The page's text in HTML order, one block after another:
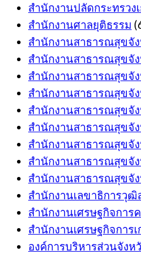
สำนักงานปลัดกระทรว
สำนักงานศาลยุติธรรม
สำนักงานสาธารณสุขจั
สำนักงานสาธารณสุขจั
สำนักงานสาธารณสุขจั
สำนักงานสาธารณสุขจั
สำนักงานสาธารณสุขจัง
สำนักงานสาธารณสุขจั
สำนักงานสาธารณสุขจั
สำนักงานสาธารณสุขจั
สำนักงานสาธารณสุขจัง
สำนักงานเลขาธิการวุฒิ
สำนักงานเศรษฐกิจการ
สำนักงานเศรษฐกิจการ
องค์การบริหารส่วนจัง